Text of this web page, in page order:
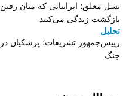
نسل معلق؛ ایرانیانی که میان
بازگشت زندگی می‌کنند
تحلیل
رییس‌جمهور تشریفات؛ پزشکیان
جنگ